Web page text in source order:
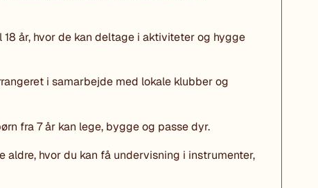
år, hvor de kan deltage i aktiviteter og hygge
i samarbejde med lokale klubber og
fra 7 år kan lege, bygge og passe dyr.
aldre, hvor du kan få undervisning i instrumenter,